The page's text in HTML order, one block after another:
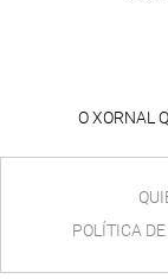
O XORNAL
POLÍTICA